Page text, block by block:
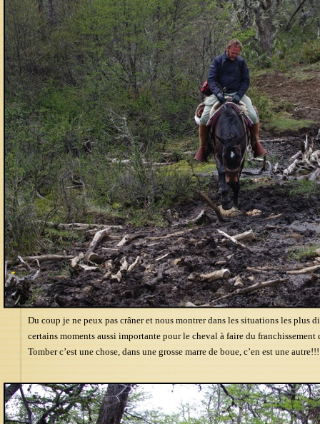
Du coup je ne peux pas crâner et nous montrer dans les situations les plus
certains moments aussi importante pour le cheval à faire du franchissement
Tomber c’est une chose, dans une grosse marre de boue, c’en est une autre!!!